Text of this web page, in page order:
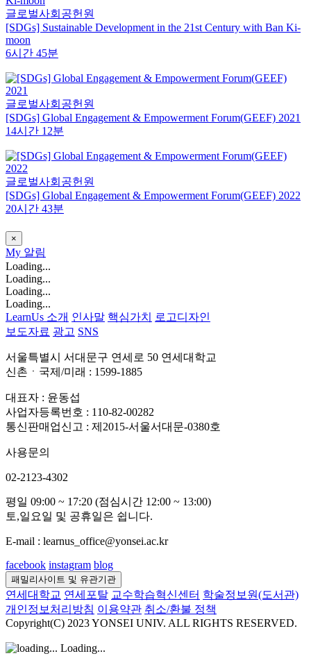
글로벌사회공헌원
[SDGs] Sustainable Development in the 21st Century with Ban Ki-
moon
6시간 45분
글로벌사회공헌원
[SDGs] Global Engagement & Empowerment Forum(GEEF) 2021
14시간 12분
글로벌사회공헌원
[SDGs] Global Engagement & Empowerment Forum(GEEF) 2022
20시간 43분
×
My 알림
Loading...
Loading...
Loading...
Loading...
LearnUs 소개 인사말 핵심가치
로고디자인
보도자료 광고 SNS
서울특별시 서대문구 연세로 50 연세대학교
신촌ㆍ국제/미래 : 1599-1885
대표자 : 윤동섭
사업자등록번호 : 110-82-00282
통신판매업신고 : 제2015-서울서대문-0380호
사용문의
02-2123-4302
평일 09:00 ~ 17:20 (점심시간 12:00 ~ 13:00)
토,일요일 및 공휴일은 쉽니다.
E-mail : learnus_office@yonsei.ac.kr
facebook instagram blog
패밀리사이트 및 유관기관
연세대학교 연세포탈 교수학습혁신센터 학술정보원(도서관)
개인정보처리방침 이용약관 취소/환불 정책
Copyright(C) 2023 YONSEI UNIV. ALL RIGHTS RESERVED.
Loading...